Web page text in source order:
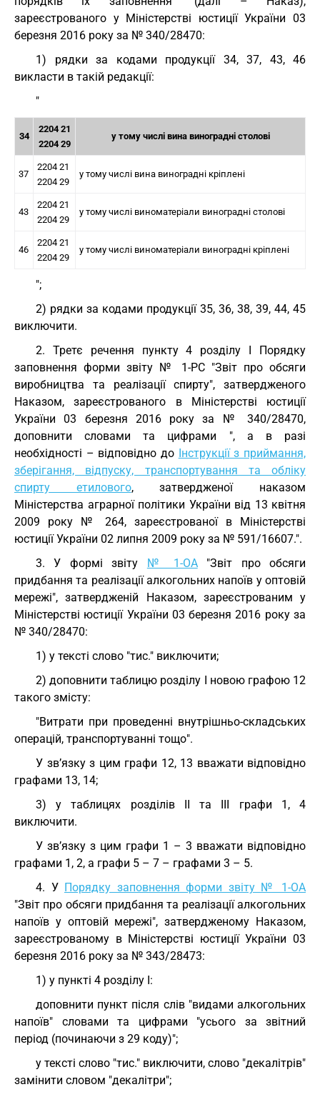
зареєстрованого у Міністерстві юстиції України 03
березня 2016 року за № 340/28470:
1) рядки за кодами продукції 34, 37, 43, 46
викласти в такій редакції:
"
34
2204 21
2204 29
у тому числі вина виноградні столові
37
2204 21
2204 29
у тому числі вина виноградні кріплені
43
2204 21
2204 29
у тому числі виноматеріали виноградні столові
46
2204 21
2204 29
у тому числі виноматеріали виноградні кріплені
";
2) рядки за кодами продукції 35, 36, 38, 39, 44, 45
виключити.
2. Третє речення пункту 4 розділу І Порядку
заповнення форми звіту № 1-РС "Звіт про обсяги
виробництва та реалізації спирту", затвердженого
Наказом, зареєстрованого в Міністерстві юстиції
України 03 березня 2016 року за № 340/28470,
доповнити словами та цифрами ", а в разі
необхідності – відповідно до Інструкції з приймання,
зберігання, відпуску, транспортування та обліку
спирту етилового, затвердженої наказом
Міністерства аграрної політики України від 13 квітня
2009 року № 264, зареєстрованої в Міністерстві
юстиції України 02 липня 2009 року за № 591/16607.".
3. У формі звіту № 1-ОА"Звіт про обсяги
придбання та реалізації алкогольних напоїв у оптовій
мережі", затвердженій Наказом, зареєстрованим у
Міністерстві юстиції України 03 березня 2016 року за
№ 340/28470:
1) у тексті слово "тис." виключити;
2) доповнити таблицю розділу І новою графою 12
такого змісту:
"Витрати при проведенні внутрішньо-складських
операцій, транспортуванні тощо".
У зв’язку з цим графи 12, 13 вважати відповідно
графами 13, 14;
3) у таблицях розділів II та III графи 1, 4
виключити.
У зв’язку з цим графи 1 – 3 вважати відповідно
графами 1, 2, а графи 5 – 7 – графами 3 – 5.
4. У Порядку заповнення форми звіту № 1-ОА
"Звіт про обсяги придбання та реалізації алкогольних
напоїв у оптовій мережі", затвердженому Наказом,
зареєстрованому в Міністерстві юстиції України 03
березня 2016 року за № 343/28473:
1) у пункті 4 розділу І:
доповнити пункт після слів "видами алкогольних
напоїв" словами та цифрами "усього за звітний
період (починаючи з 29 коду)";
у тексті слово "тис." виключити, слово "декалітрів"
замінити словом "декалітри";